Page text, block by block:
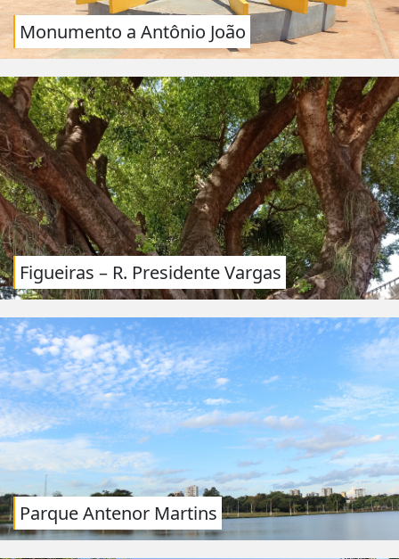
Monumento a Antônio João
Figueiras – R. Presidente Vargas
Parque Antenor Martins